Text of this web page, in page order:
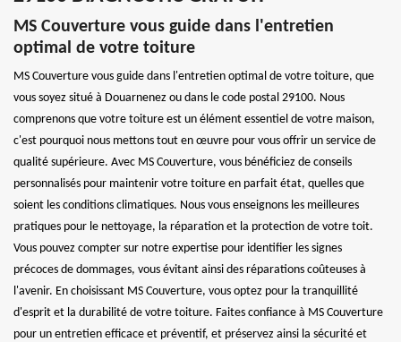
MS Couverture vous guide dans l'entretien
optimal de votre toiture
MS Couverture vous guide dans l'entretien optimal de votre toiture, que
vous soyez situé à Douarnenez ou dans le code postal 29100. Nous
comprenons que votre toiture est un élément essentiel de votre maison,
c'est pourquoi nous mettons tout en œuvre pour vous offrir un service de
qualité supérieure. Avec MS Couverture, vous bénéficiez de conseils
personnalisés pour maintenir votre toiture en parfait état, quelles que
soient les conditions climatiques. Nous vous enseignons les meilleures
pratiques pour le nettoyage, la réparation et la protection de votre toit.
Vous pouvez compter sur notre expertise pour identifier les signes
précoces de dommages, vous évitant ainsi des réparations coûteuses à
l'avenir. En choisissant MS Couverture, vous optez pour la tranquillité
d'esprit et la durabilité de votre toiture. Faites confiance à MS Couverture
pour un entretien efficace et préventif, et préservez ainsi la sécurité et